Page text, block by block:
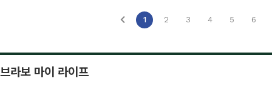
1 2 3 4 5 6
브라보 마이 라이프